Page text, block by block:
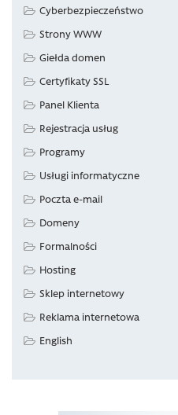
Cyberbezpieczeństwo
Strony WWW
Giełda domen
Certyfikaty SSL
Panel Klienta
Rejestracja usług
Programy
Usługi informatyczne
Poczta e-mail
Domeny
Formalności
Hosting
Sklep internetowy
Reklama internetowa
English